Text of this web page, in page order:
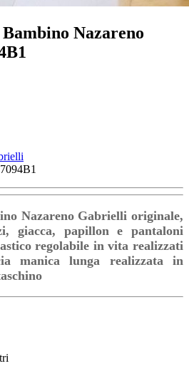
Nazareno
Nazareno Gabrielli originale,
giacca, papillon e pantaloni
regolabile in vita realizzati
manica lunga realizzata in